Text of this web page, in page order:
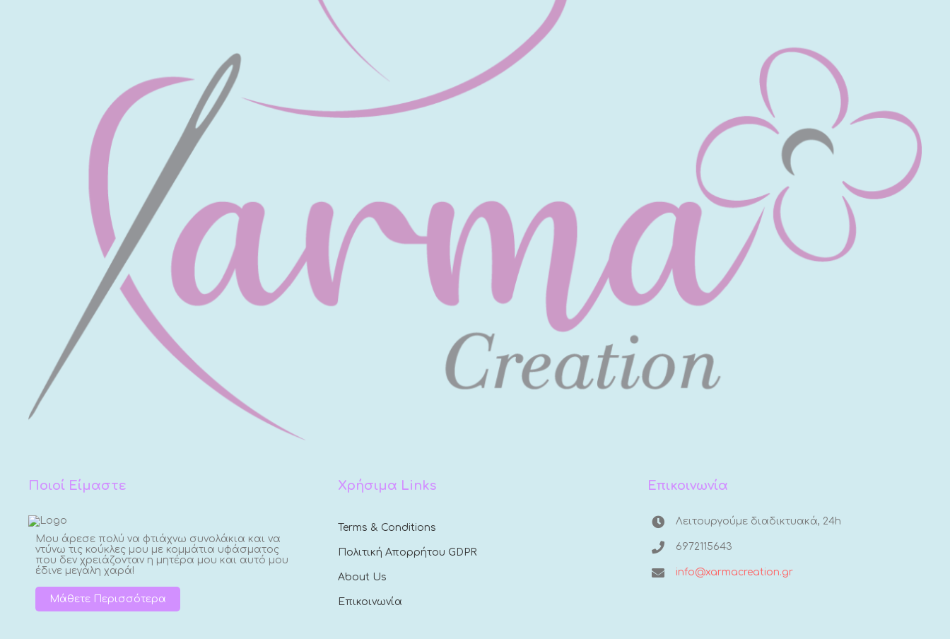
Ποιοί Είμαστε
Μου άρεσε πολύ να φτιάχνω συνολάκια και να
ντύνω τις κούκλες μου με κομμάτια υφάσματος
που δεν χρειάζονταν η μητέρα μου και αυτό μου
έδινε μεγάλη χαρά!
Μάθετε Περισσότερα
Χρήσιμα Links
Terms & Conditions
Πολιτική Απορρήτου GDPR
About Us
Επικοινωνία
Επικοινωνία
Λειτουργούμε διαδικτυακά, 24h
6972115643
info@xarmacreation.gr